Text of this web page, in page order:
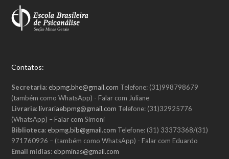
Contatos:
Secretaria: ebpmg.bhe@gmail.com Telefone: (31)998798679
(também como WhatsApp) - Falar com Juliane
Livraria:livrariaebpmg@gmail.com Telefone: (31)32925776
(WhatsApp) – Falar com Simoni
Biblioteca: ebpmg.bib@gmail.com Telefone: (31) 33373368/(31)
971760926 – (também como WhatsApp) - Falar com Eduardo
Email mídias: ebpminas@gmail.com